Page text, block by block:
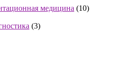
медицина (10)
(3)